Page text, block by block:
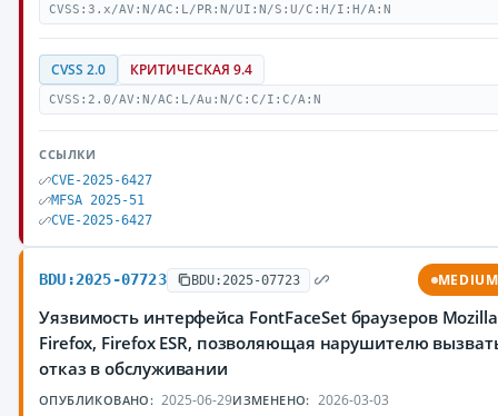
CVSS:3.x/AV:N/AC:L/PR:N/UI:N/S:U/C:H/I:H/A:N
CVSS 2.0 КРИТИЧЕСКАЯ 9.4
CVSS:2.0/AV:N/AC:L/Au:N/C:C/I:C/A:N
ССЫЛКИ
CVE-2025-6427
MFSA 2025-51
CVE-2025-6427
BDU:2025-07723 BDU:2025-07723 MEDIUM
Уязвимость интерфейса FontFaceSet браузеров Mozilla
Firefox, Firefox ESR, позволяющая нарушителю
отказ в обслуживании
ОПУБЛИКОВАНО: 2025-06-29ИЗМЕНЕНО: 2026-03-03